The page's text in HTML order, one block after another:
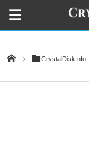
CrystalDiskInfo